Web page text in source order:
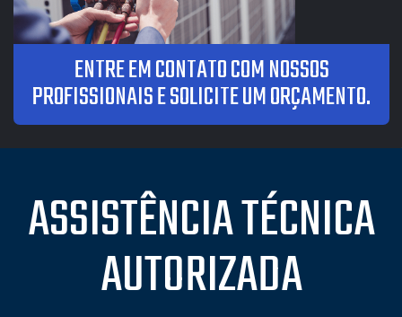
ENTRE EM CONTATO COM NOSSOS
PROFISSIONAIS E SOLICITE UM ORÇAMENTO.
ASSISTÊNCIA TÉCNICA
AUTORIZADA